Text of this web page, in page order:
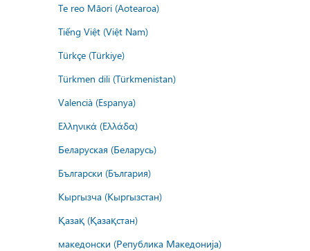
Te reo Māori (Aotearoa)
Tiếng Việt (Việt Nam)
Türkçe (Türkiye)
Türkmen dili (Türkmenistan)
Valencià (Espanya)
Ελληνικά (Ελλάδα)
Беларуская (Беларусь)
Български (България)
Кыргызча (Кыргызстан)
Қазақ (Қазақстан)
македонски (Република Македонија)